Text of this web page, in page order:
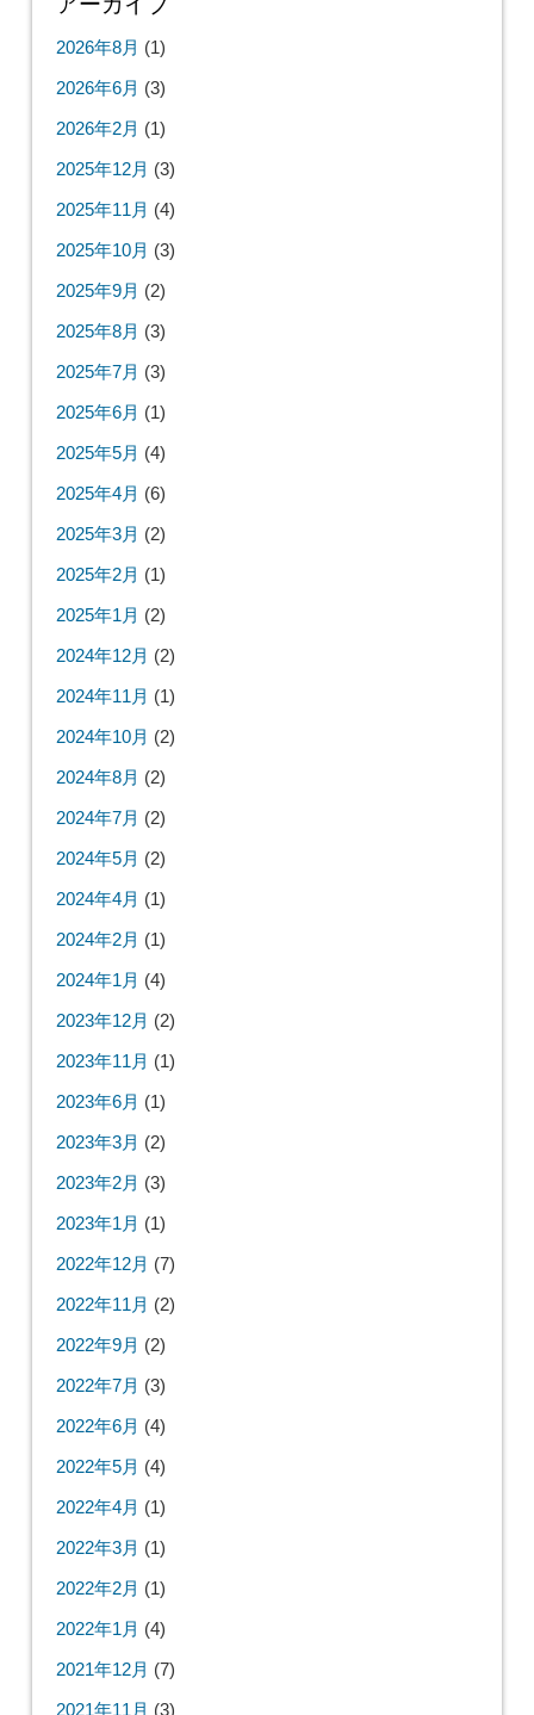
2026年8月 (1)
2026年6月 (3)
2026年2月 (1)
2025年12月 (3)
2025年11月 (4)
2025年10月 (3)
2025年9月 (2)
2025年8月 (3)
2025年7月 (3)
2025年6月 (1)
2025年5月 (4)
2025年4月 (6)
2025年3月 (2)
2025年2月 (1)
2025年1月 (2)
2024年12月 (2)
2024年11月 (1)
2024年10月 (2)
2024年8月 (2)
2024年7月 (2)
2024年5月 (2)
2024年4月 (1)
2024年2月 (1)
2024年1月 (4)
2023年12月 (2)
2023年11月 (1)
2023年6月 (1)
2023年3月 (2)
2023年2月 (3)
2023年1月 (1)
2022年12月 (7)
2022年11月 (2)
2022年9月 (2)
2022年7月 (3)
2022年6月 (4)
2022年5月 (4)
2022年4月 (1)
2022年3月 (1)
2022年2月 (1)
2022年1月 (4)
2021年12月 (7)
2021年11月 (3)